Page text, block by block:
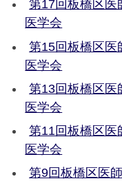
第17回板橋区医
医学会
第15回板橋区医
医学会
第13回板橋区医
医学会
第11回板橋区医
医学会
第9回板橋区医